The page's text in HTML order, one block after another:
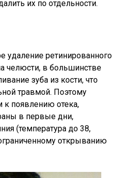
их по отдельности.
удаление ретинированного
челюсти, в большинстве
зуба из кости, что
травмой. Поэтому
появлению отека,
в первые дни,
(температура до 38,
открыванию